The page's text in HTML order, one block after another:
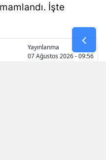
Muğla
Muş
İşte
Yayınlanma
07 Ağustos 2026 - 09:56